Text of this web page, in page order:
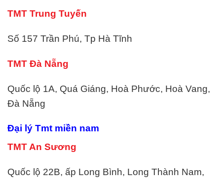
TMT Trung Tuyến
Số 157 Trần Phú, Tp Hà Tĩnh
TMT Đà Nẵng
Quốc lộ 1A, Quá Giáng, Hoà Phước, Hoà Vang,
Đà Nẵng
Đại lý Tmt miền nam
TMT An Sương
Quốc lộ 22B, ấp Long Bình, Long Thành Nam,